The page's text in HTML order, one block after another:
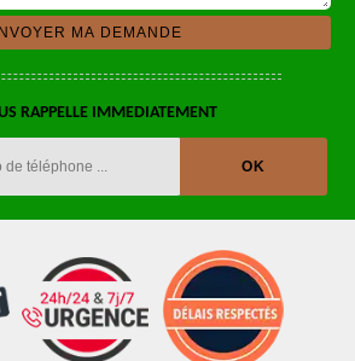
RAPPELLE IMMEDIATEMENT